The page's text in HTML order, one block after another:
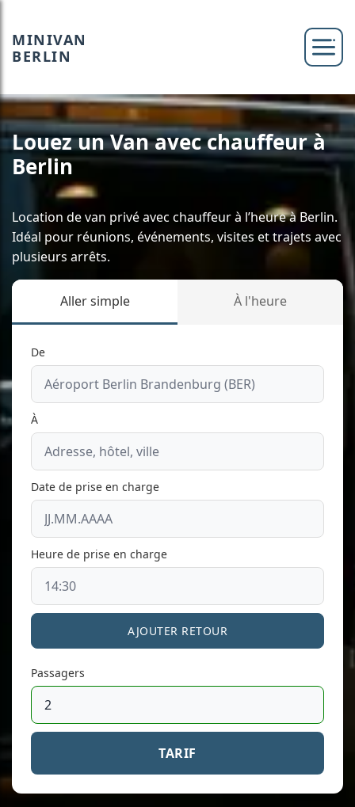
MINIVAN
BERLIN
Louez un Van avec chauffeur à
Berlin
Location de van privé avec chauffeur à l’heure à Berlin.
Idéal pour réunions, événements, visites et trajets avec
plusieurs arrêts.
Aller simple À l'heure
De
À
Date de prise en charge
Heure de prise en charge
AJOUTER RETOUR
Passagers
TARIF